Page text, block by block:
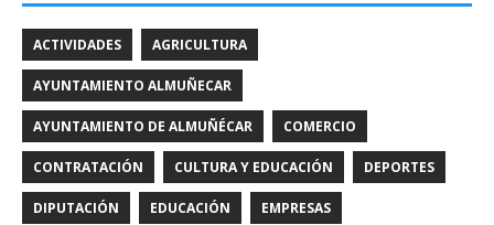
ACTIVIDADES AGRICULTURA
AYUNTAMIENTO ALMUÑECAR
AYUNTAMIENTO DE ALMUÑÉCAR COMERCIO
CONTRATACIÓN CULTURA Y EDUCACIÓN DEPORTES
DIPUTACIÓN EDUCACIÓN EMPRESAS